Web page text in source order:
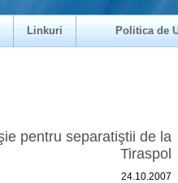
Linkuri Politica de
pentru separatiştii de la
Tiraspol
24.10.2007